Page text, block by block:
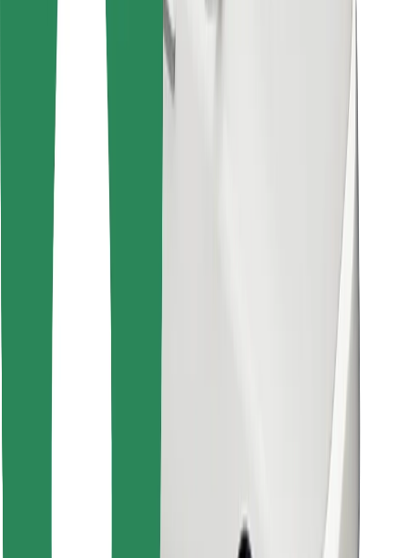
გადმოწერე Bolt
იპოვე შენი საყვარელი კერძები!
გადმოწერე Bolt Food